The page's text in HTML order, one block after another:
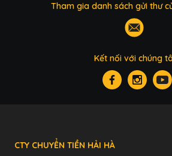
Tham gia danh sách gửi thư
Kết nối với chúng
CTY CHUYỂN TIỀN HẢI HÀ